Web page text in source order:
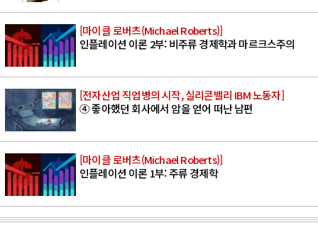
[마이클 로버츠(Michael Roberts)]
인플레이션 이론 2부: 비주류 경제학과 마르크스주의
[전자산업 직업병의 시작, 실리콘밸리 IBM 노동자]
④ 좋아했던 회사에서 암을 얻어 떠난 남편
[마이클 로버츠(Michael Roberts)]
인플레이션 이론 1부: 주류 경제학